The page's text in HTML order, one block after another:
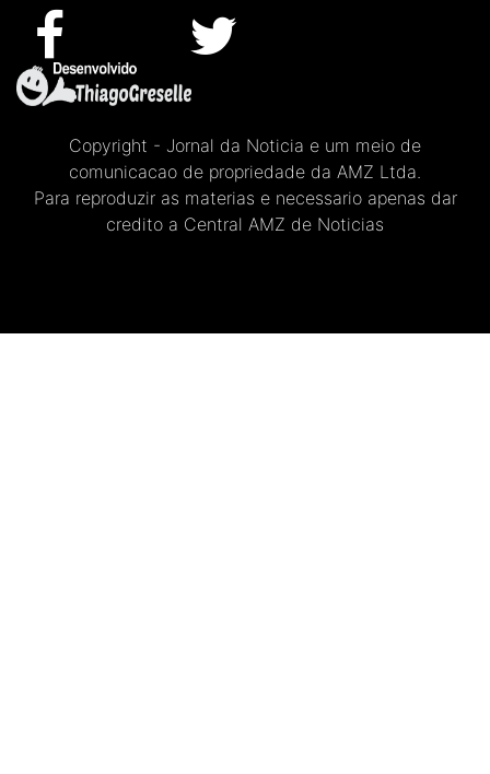
Copyright - Jornal da Noticia e um meio de
comunicacao de propriedade da AMZ Ltda.
Para reproduzir as materias e necessario apenas dar
credito a Central AMZ de Noticias